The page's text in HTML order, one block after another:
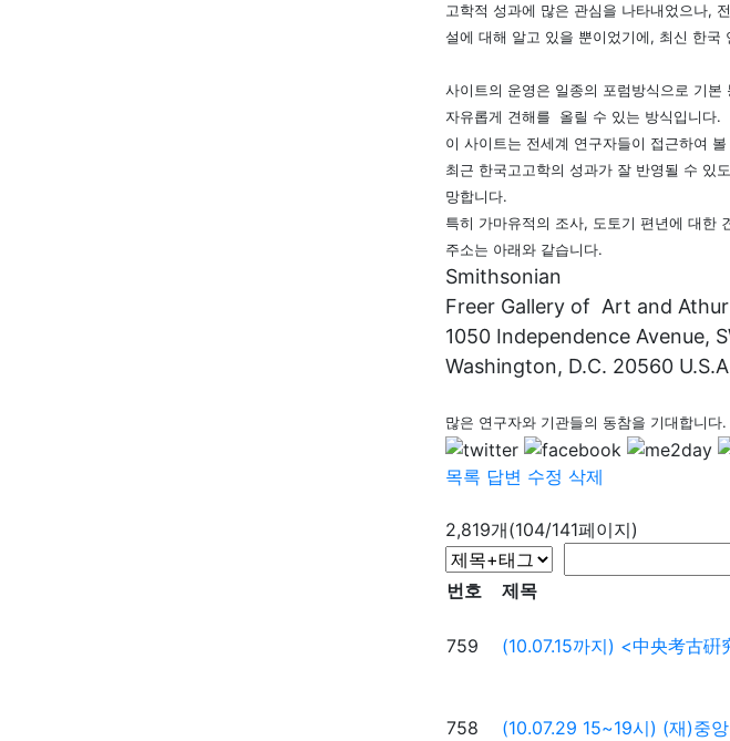
고학적 성과에 많은 관심을 나타내었으나,
설에 대해 알고 있을 뿐이었기에, 최신 한국
사이트의 운영은 일종의 포럼방식으로 기
자유롭게 견해를 올릴 수 있는 방식입니다.
이 사이트는 전세계 연구자들이 접근하여
최근 한국고고학의 성과가 잘 반영될 수 있
망합니다.
특히 가마유적의 조사, 도토기 편년에 대한
주소는 아래와 같습니다.
Smithsonian
Freer Gallery of Art and
1050 Independence Avenue,
Washington, D.C. 20560
많은 연구자와 기관들의 동참을 기대합니다.
목록 답변 수정 삭제
2,819개(104/141페이지)
번호 제목
759 (10.07.15까지) <中央考古
758 (10.07.29 15~19시) (재)중